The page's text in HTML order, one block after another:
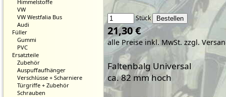
Himmelstoffe
VW
VW Westfalia Bus
Audi
Füller
Gummi
PVC
Ersatzteile
Zubehör
Auspuffaufhänger
Verschlüsse + Scharniere
Türgriffe + Zubehör
Schrauben
Stück
21,30 €
alle Preise inkl. MwSt. zzgl.
Faltenbalg Universal
ca. 82 mm hoch